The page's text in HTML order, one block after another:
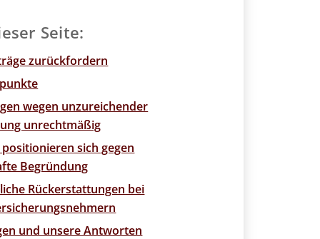
Seite:
zurückfordern
wegen unzureichender
unrechtmäßig
sich gegen
Begründung
Rückerstattungen bei
und unsere Antworten